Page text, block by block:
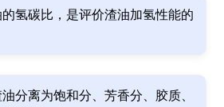
氢碳比，是评价渣油加氢性能的
分离为饱和分、芳香分、胶质、